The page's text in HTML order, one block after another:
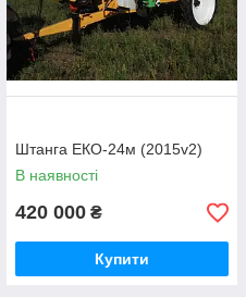
Штанга ЕКО-24м (2015v2)
В наявності
420 000 ₴
Купити